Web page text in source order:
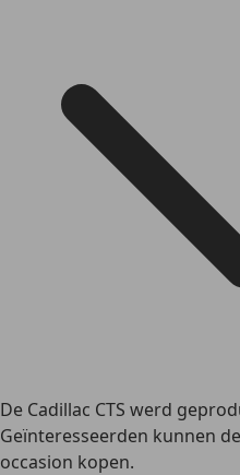
De Cadillac CTS werd
Geïnteresseerden kunnen
occasion kopen.